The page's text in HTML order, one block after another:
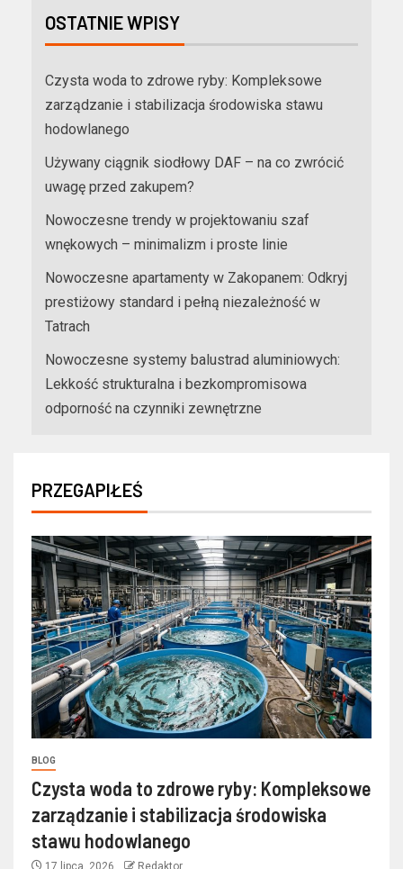
OSTATNIE WPISY
Czysta woda to zdrowe ryby: Kompleksowe
zarządzanie i stabilizacja środowiska stawu
hodowlanego
Używany ciągnik siodłowy DAF – na co zwrócić
uwagę przed zakupem?
Nowoczesne trendy w projektowaniu szaf
wnękowych – minimalizm i proste linie
Nowoczesne apartamenty w Zakopanem: Odkryj
prestiżowy standard i pełną niezależność w
Tatrach
Nowoczesne systemy balustrad aluminiowych:
Lekkość strukturalna i bezkompromisowa
odporność na czynniki zewnętrzne
PRZEGAPIŁEŚ
BLOG
Czysta woda to zdrowe ryby: Kompleksowe
zarządzanie i stabilizacja środowiska
stawu hodowlanego
17 lipca, 2026 Redaktor